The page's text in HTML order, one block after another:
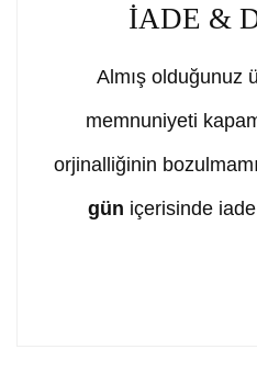
İADE &
Almış olduğunuz
memnuniyeti
orjinalliğinin
gün içerisinde